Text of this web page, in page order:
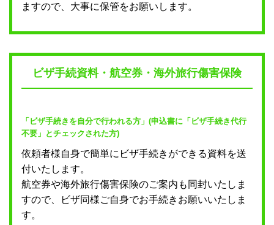
ますので、大事に保管をお願いします。
ビザ手続資料・航空券・海外旅行傷害保険
「ビザ手続きを自分で行われる方」(申込書に「ビザ手続き代行
不要」とチェックされた方)
依頼者様自身で簡単にビザ手続きができる資料を送
付いたします。
航空券や海外旅行傷害保険のご案内も同封いたしま
すので、ビザ同様ご自身でお手続きお願いいたしま
す。